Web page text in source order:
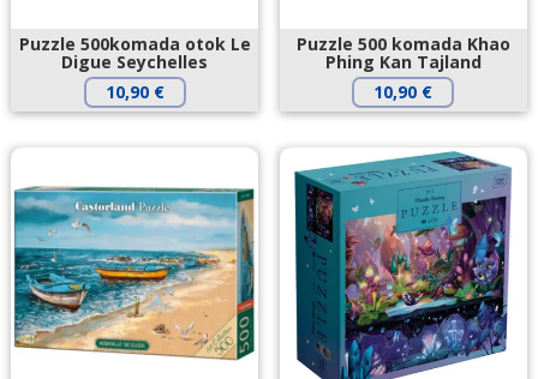
Puzzle 500komada otok Le
Digue Seychelles
10,90 €
Puzzle 500 komada Khao
Phing Kan Tajland
10,90 €